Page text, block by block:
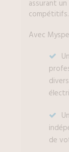
assurant
compétitifs.
Avec
de